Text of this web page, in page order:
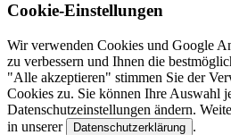
Cookie-Einstellungen
Wir verwenden Cookies und Google
zu verbessern und Ihnen die
"Alle akzeptieren" stimmen Sie der
Cookies zu. Sie können Ihre Auswahl
Datenschutzeinstellungen ändern.
in unserer
Datenschutzerklärung .